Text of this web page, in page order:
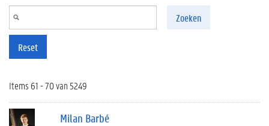
Zoeken
Reset
Items 61 - 70 van 5249
Milan Barbé